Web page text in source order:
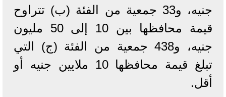
جنيه، و33 جمعية من الفئة (ب) تتراوح
قيمة محافظها بين 10 إلى 50 مليون
جنيه، و438 جمعية من الفئة (ج) التي
تبلغ قيمة محافظها 10 ملايين جنيه أو
أقل.